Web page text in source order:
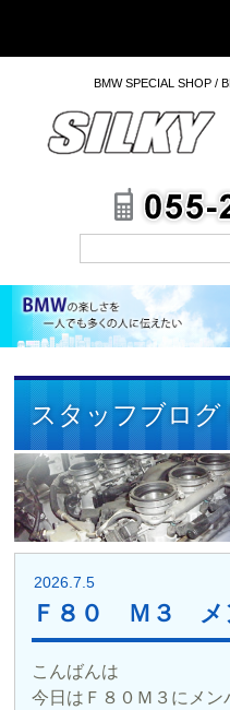
BMW SPECIAL SHOP /
スタッフブログ
2026.7.5
Ｆ８０ Ｍ３ メ
こんばんは
今日はＦ８０Ｍ３にメ